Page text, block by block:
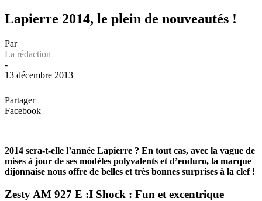
Lapierre 2014, le plein de nouveautés !
Par
La rédaction
-
13 décembre 2013
Partager
Facebook
2014 sera-t-elle l’année Lapierre ? En tout cas, avec la vague de
mises à jour de ses modèles polyvalents et d’enduro, la marque
dijonnaise nous offre de belles et très bonnes surprises à la clef !
Zesty AM 927 E :I Shock : Fun et excentrique